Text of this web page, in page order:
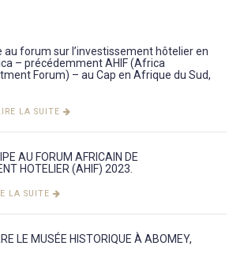
au forum sur l’investissement hôtelier en
– précédemment AHIF (Africa
Forum) – au Cap en Afrique du Sud,
LA SUITE
AU FORUM AFRICAIN DE
HOTELIER (AHIF) 2023.
LA SUITE
LE MUSÉE HISTORIQUE À ABOMEY,